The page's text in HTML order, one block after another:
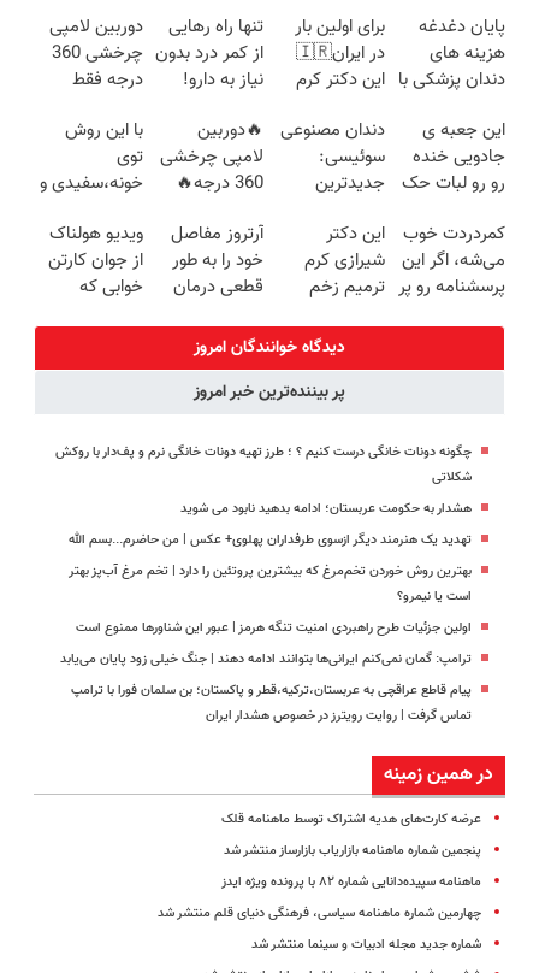
پایان دغدغه
هزینه های
دندان پزشکی با
کننده خانگی
برای اولین بار
در ایران🇮🇷
این دکتر کرم
روزه ساخت!
تنها راه رهایی
از کمر درد بدون
نیاز به دارو!
دوربین لامپی
چرخشی 360
درجه فقط
🔥 پرداخت
درب منزل
این جعبه ی
جادویی خنده
رو رو لبات حک
خرید40%تخفیف
دندان مصنوعی
سوئیسی:
جدیدترین
سبک و مقاوم |
پرداخت قسطی
🔥دوربین
لامپی چرخشی
360 درجه🔥
منزل + گارانتی
تعویض
با این روش
توی
خونه،سفیدی و
برگردون
(40%off)
کمردردت خوب
می‌شه، اگر این
پرسشنامه رو پر
این دکتر
شیرازی کرم
ترمیم زخم
ساخت!!!
آرتروز مفاصل
خود را به طور
قطعی درمان
◗پرسش‌نامه◖
ویدیو هولناک
از جوان کارتن
خوابی که
دیدگاه خوانندگان امروز
پر بیننده‌ترین خبر امروز
چگونه دونات خانگی درست کنیم ؟ ؛ طرز تهیه دونات خانگی نرم و پف‌دار با روکش
شکلاتی
هشدار به حکومت عربستان؛ ادامه بدهید نابود می شوید
تهدید یک هنرمند دیگر ازسوی طرفداران پهلوی+ عکس | من حاضرم...بسم الله
بهترین روش خوردن تخم‌مرغ که بیشترین پروتئین را دارد | تخم مرغ آب‌پز بهتر
است یا نیمرو؟
اولین جزئیات طرح راهبردی امنیت تنگه هرمز | عبور این شناورها ممنوع است
ترامپ: گمان نمی‌کنم ایرانی‌ها بتوانند ادامه دهند | جنگ خیلی زود پایان می‌یابد
پیام قاطع عراقچی به عربستان،‌ترکیه،‌قطر و پاکستان؛ بن سلمان فورا با ترامپ
تماس گرفت | روایت رویترز در خصوص هشدار ایران
در همین زمینه
عرضه‌ کارت‌های هدیه اشتراک توسط ماهنامه قلک
پنجمین شماره ماهنامه بازاریاب بازارساز منتشر شد
ماهنامه سپیده‌دانایی شماره ۸۲ با پرونده ویژه ایدز
چهارمین شماره ماهنامه سیاسی، فرهنگی دنیای قلم منتشر شد
شماره جدید مجله ادبیات و سینما منتشر شد